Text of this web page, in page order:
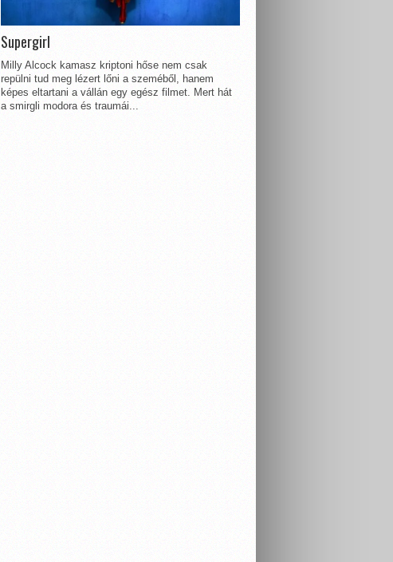
Supergirl
Milly Alcock kamasz kriptoni hőse nem csak
repülni tud meg lézert lőni a szeméből, hanem
képes eltartani a vállán egy egész filmet. Mert hát
a smirgli modora és traumái...